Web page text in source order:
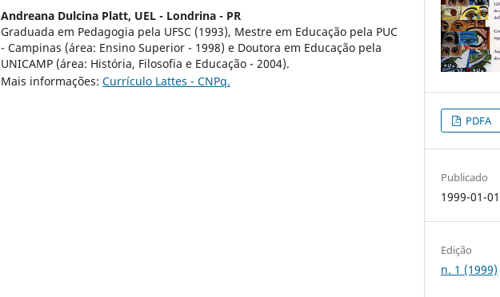
Andreana Dulcina Platt, UEL - Londrina - PR
Graduada em Pedagogia pela UFSC (1993), Mestre em Educação pela PUC
- Campinas (área: Ensino Superior - 1998) e Doutora em Educação pela
UNICAMP (área: História, Filosofia e Educação - 2004).
Mais informações: Currículo Lattes - CNPq.
PDFA
Publicado
1999-01-01
Edição
n. 1 (1999)